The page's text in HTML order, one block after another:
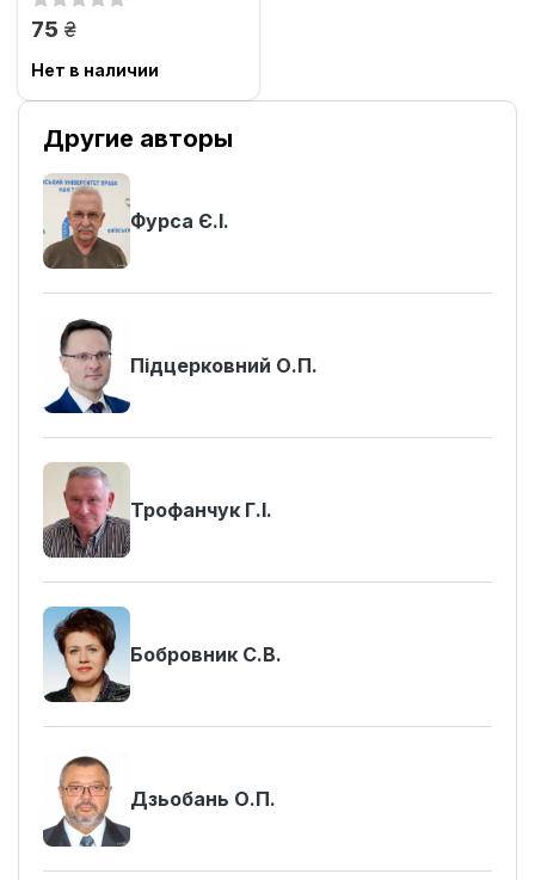
75 грн.
Нет в наличии
Другие авторы
Фурса Є.І.
Підцерковний О.П.
Трофанчук Г.І.
Бобровник С.В.
Дзьобань О.П.